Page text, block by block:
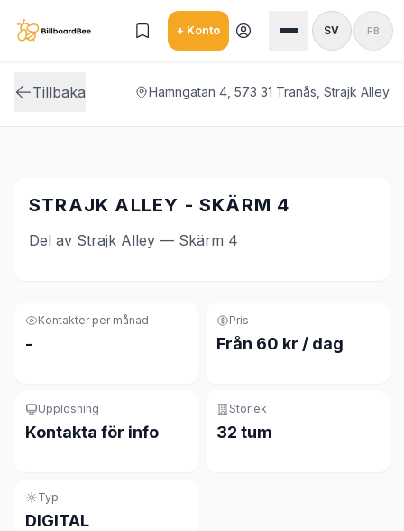
+ Konto SV FB
Tillbaka Hamngatan 4, 573 31 Tranås, Strajk Alley
STRAJK ALLEY - SKÄRM 4
Del av Strajk Alley — Skärm 4
Kontakter per månad
-
Pris
Från 60 kr / dag
Upplösning
Kontakta för info
Storlek
32 tum
Typ
DIGITAL